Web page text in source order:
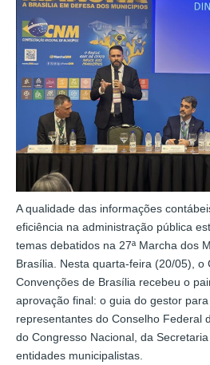
A qualidade das informações
eficiência na administração pública
temas debatidos na 27ª Marcha dos
Brasília. Nesta quarta-feira (20/05), o
Convenções de Brasília recebeu o
aprovação final: o guia do gestor
representantes do Conselho Federal
do Congresso Nacional, da
entidades municipalistas.